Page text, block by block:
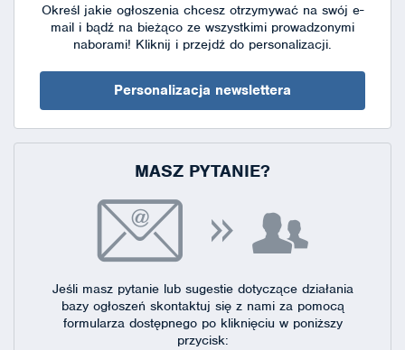
Określ jakie ogłoszenia chcesz otrzymywać na swój e-
mail i bądź na bieżąco ze wszystkimi prowadzonymi
naborami! Kliknij i przejdź do personalizacji.
Personalizacja newslettera
MASZ PYTANIE?
Jeśli masz pytanie lub sugestie dotyczące działania
bazy ogłoszeń skontaktuj się z nami za pomocą
formularza dostępnegopo kliknięciu w poniższy
przycisk: